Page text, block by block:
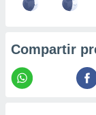
Compartir